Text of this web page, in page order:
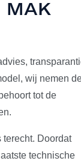
MAK
wij nemen
tot de
Doordat
technische